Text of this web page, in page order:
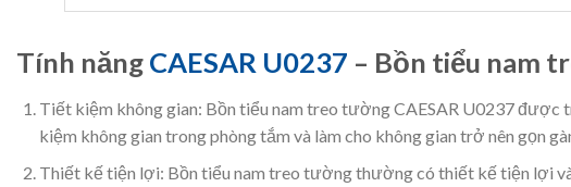
Tính năng CAESAR U0237 – Bồn tiểu nam
Tiết kiệm không gian: Bồn tiểu nam treo tường CAESAR U0237 được
kiệm không gian trong phòng tắm và làm cho không gian trở nên gọn
Thiết kế tiện lợi: Bồn tiểu nam treo tường thường có thiết kế tiện lợi